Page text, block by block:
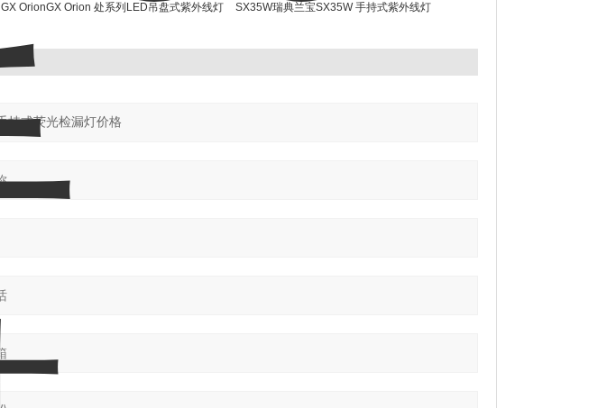
3318表面检查灯
面检测灯
GX OrionGX Orion 处系列LED吊盘式紫外线灯
SX35W瑞典兰宝SX35W 手持式紫外线灯